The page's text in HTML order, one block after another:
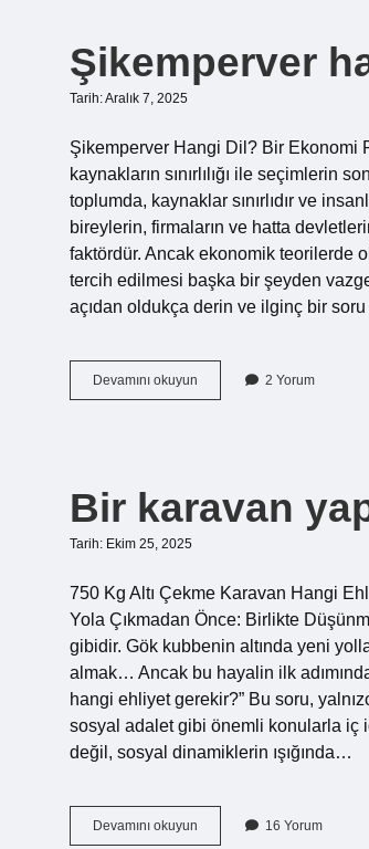
neler
olabilir
Şikemperver
Tarih: Aralık 7, 2025
Şikemperver Hangi Dil? Bir Ekonomi
kaynakların sınırlılığı ile seçimlerin
toplumda, kaynaklar sınırlıdır ve
bireylerin, firmaların ve hatta
faktördür. Ancak ekonomik teorilerde
tercih edilmesi başka bir şeyden
açıdan oldukça derin ve ilginç bir
Devamını okuyun Şikemperver
hangi
2 Yorum
Bir karavan
Tarih: Ekim 25, 2025
750 Kg Altı Çekme Karavan Hangi
Yola Çıkmadan Önce: Birlikte
gibidir. Gök kubbenin altında yeni
almak… Ancak bu hayalin ilk
hangi ehliyet gerekir?” Bu soru,
sosyal adalet gibi önemli konularla iç
değil, sosyal dinamiklerin ışığında…
Devamını okuyun
karavan
16 Yorum